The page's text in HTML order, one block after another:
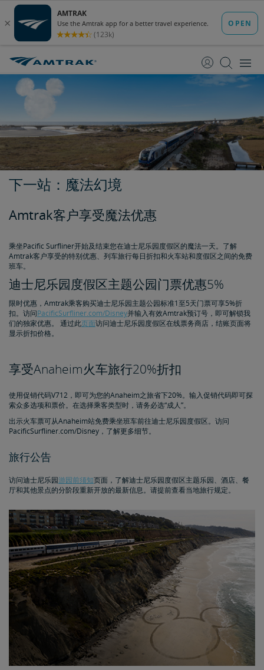
至
至
下一站：魔法幻境
Amtrak客户享受魔法优惠
乘坐Pacific Surfliner开始及结束您在迪士尼乐园度假区的魔法一天。了解
Amtrak客户享受的特别优惠、列车旅行每日折扣和火车站和度假区之间的免费
班车。
迪士尼乐园度假区主题公园门票优惠5%
限时优惠，Amtrak乘客购买迪士尼乐园主题公园标准1至5天门票可享5%折
扣。访问PacificSurfliner.com/Disney并输入有效Amtrak预订号，即可解锁我
们的独家优惠。 通过此页面访问迪士尼乐园度假区在线票务商店，结账页面将
显示折扣价格。
享受Anaheim火车旅行20%折扣
使用促销代码V712，即可为您的Anaheim之旅省下20%。输入促销代码即可探
索众多选项和票价。在选择乘客类型时，请务必选“成人”。
出示火车票可从Anaheim站免费乘坐班车前往迪士尼乐园度假区。访问
PacificSurfliner.com/Disney，了解更多细节。
旅行公告
访问迪士尼乐园游园前须知页面，了解迪士尼乐园度假区主题乐园、酒店、餐
厅和其他景点的分阶段重新开放的最新信息。请提前查看当地旅行规定。